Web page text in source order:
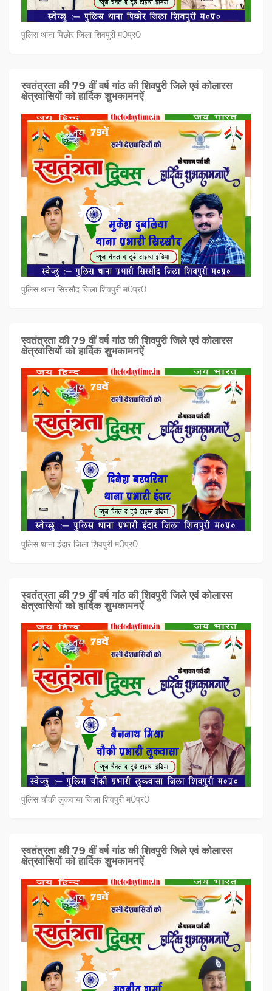
पुलिस थाना पिछोर जिला शिवपुरी म0प्र0
स्वतंत्रता की 79 वीं वर्ष गांठ की शिवपुरी जिले एवं कोलारस
क्षेत्रवासियों को हार्दिक शुभकामनऐं
पुलिस थाना सिरसौद जिला शिवपुरी म0प्र0
स्वतंत्रता की 79 वीं वर्ष गांठ की शिवपुरी जिले एवं कोलारस
क्षेत्रवासियों को हार्दिक शुभकामनऐं
पुलिस थाना इंदार जिला शिवपुरी म0प्र0
स्वतंत्रता की 79 वीं वर्ष गांठ की शिवपुरी जिले एवं कोलारस
क्षेत्रवासियों को हार्दिक शुभकामनऐं
पुलिस चौकी लुकवाया जिला शिवपुरी म0प्र0
स्वतंत्रता की 79 वीं वर्ष गांठ की शिवपुरी जिले एवं कोलारस
क्षेत्रवासियों को हार्दिक शुभकामनऐं